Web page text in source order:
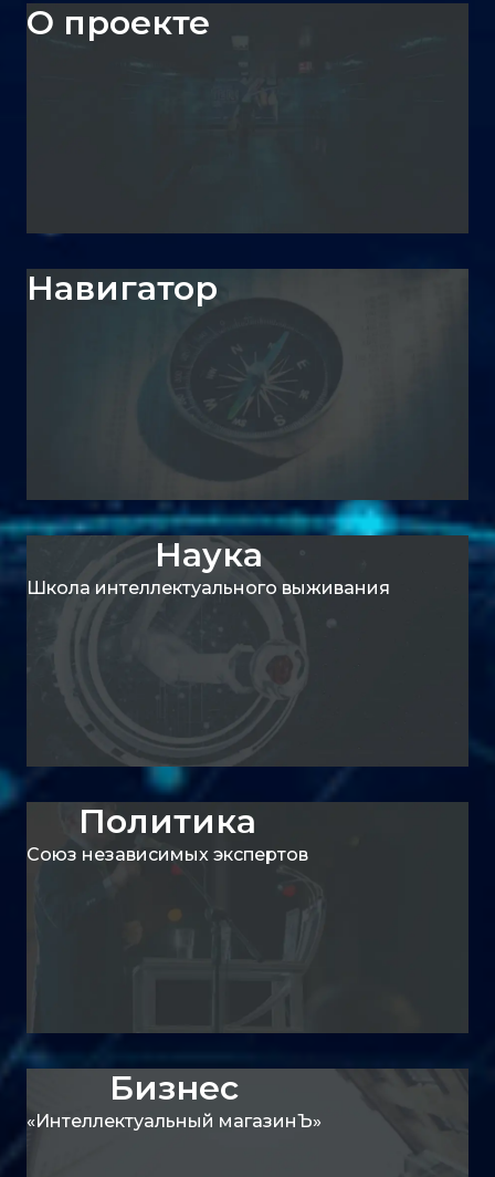
О проекте
Навигатор
Наука
Школа интеллектуального выживания
Политика
Союз независимых экспертов
Бизнес
«Интеллектуальный магазинЪ»